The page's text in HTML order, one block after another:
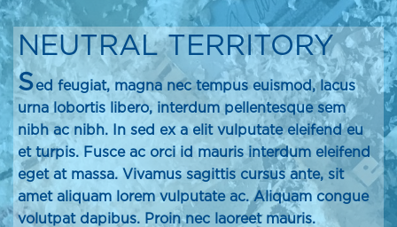
NEUTRAL TERRITORY
Sed feugiat, magna nec tempus euismod, lacus
urna lobortis libero, interdum pellentesque sem
nibh ac nibh. In sed ex a elit vulputate eleifend eu
et turpis. Fusce ac orci id mauris interdum eleifend
eget at massa. Vivamus sagittis cursus ante, sit
amet aliquam lorem vulputate ac. Aliquam congue
volutpat dapibus. Proin nec laoreet mauris.